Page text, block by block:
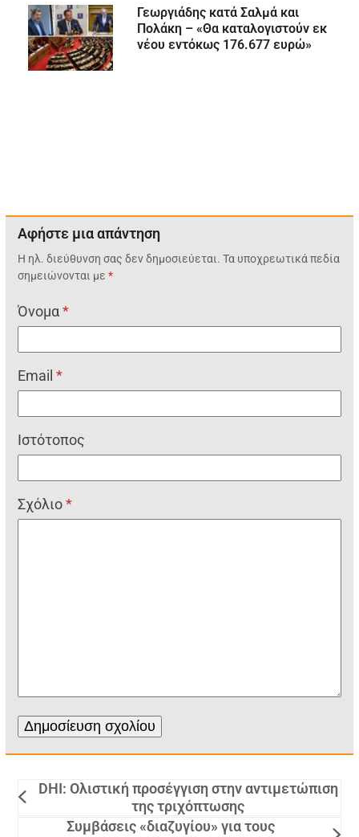
Γεωργιάδης κατά Σαλμά και
Πολάκη – «Θα καταλογιστούν εκ
νέου εντόκως 176.677 ευρώ»
Αφήστε μια απάντηση
Η ηλ. διεύθυνση σας δεν δημοσιεύεται. Τα υποχρεωτικά πεδία
σημειώνονται με*
Όνομα*
Email*
Ιστότοπος
Σχόλιο*
DHI: Ολιστική προσέγγιση στην αντιμετώπιση
της τριχόπτωσης
Συμβάσεις «διαζυγίου» για τους